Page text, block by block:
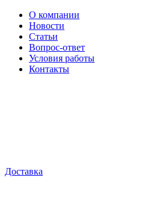
О компании
Новости
Статьи
Вопрос-ответ
Условия работы
Контакты
Доставка